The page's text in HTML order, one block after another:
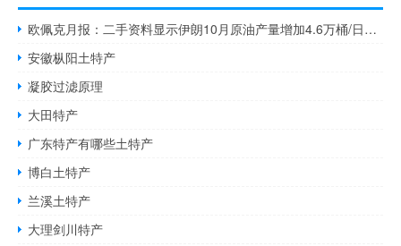
欧佩克月报：二手资料显示伊朗10月原油产量增加4.6万桶/日至311.5万桶/日
安徽枞阳土特产
凝胶过滤原理
大田特产
广东特产有哪些土特产
博白土特产
兰溪土特产
大理剑川特产